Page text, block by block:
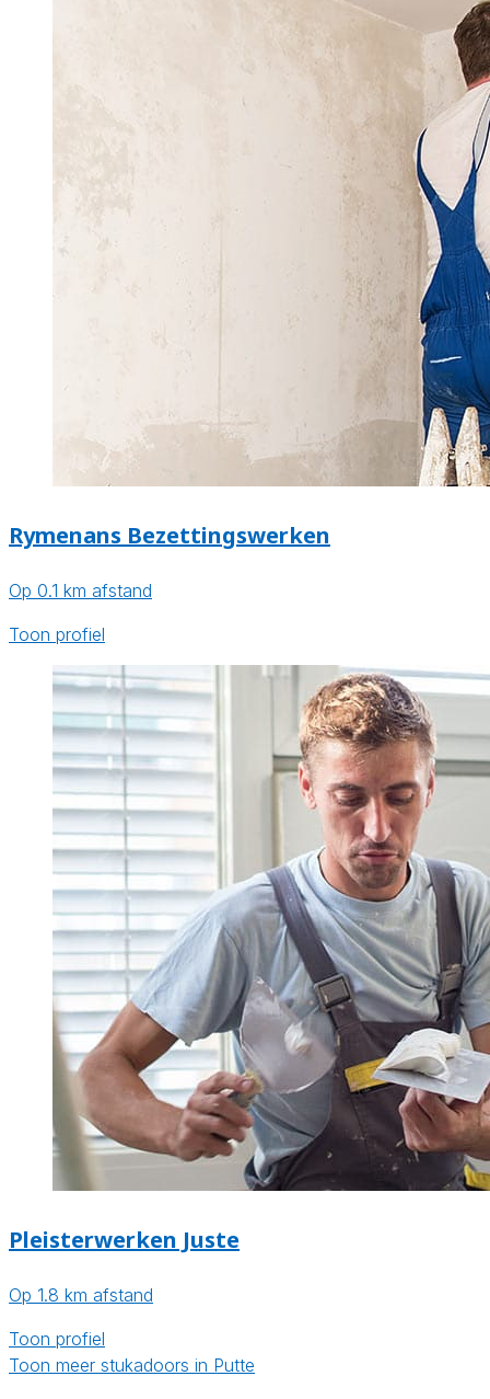
Rymenans Bezettingswerken
Op 0.1 km afstand
Toon profiel
Pleisterwerken Juste
Op 1.8 km afstand
Toon profiel
Toon meer stukadoors in Putte